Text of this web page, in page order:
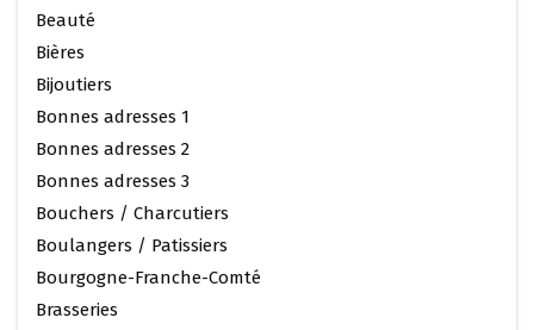
Beauté
Bières
Bijoutiers
Bonnes adresses 1
Bonnes adresses 2
Bonnes adresses 3
Bouchers / Charcutiers
Boulangers / Patissiers
Bourgogne-Franche-Comté
Brasseries